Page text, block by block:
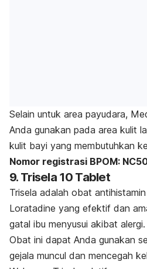
Selain untuk area payudara,
Anda gunakan pada area kulit
kulit bayi yang membutuhkan
Nomor registrasi BPOM:
9. Trisela 10 Tablet
Trisela adalah obat
Loratadine yang efektif dan
gatal ibu menyusui akibat alergi.
Obat ini dapat Anda gunakan
gejala muncul dan mencegah